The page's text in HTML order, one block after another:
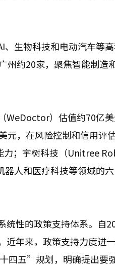
生物科技和电动汽车等
州约20家，聚焦智能制
WeDoctor）估值约70亿
元，在风险控制和信用评
力；宇树科技（Unitree
器人和医疗科技等领域
统性的政策支持体系。
近年来，政策支持力度
四五”规划，明确提出要